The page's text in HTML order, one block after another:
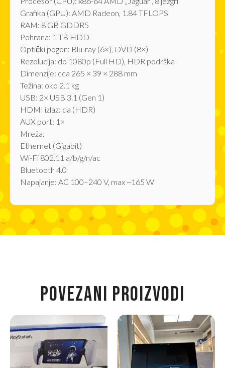
Grafika (GPU): AMD Radeon, 1.84 TFLOPS
RAM: 8 GB GDDR5
Pohrana: 1 TB HDD
Optički pogon: Blu-ray (6×), DVD (8×)
Rezolucija: do 1080p (Full HD), HDR podrška
Dimenzije: cca 265 × 39 × 288 mm
Težina: oko 2.1 kg
USB: 2× USB 3.1 (Gen 1)
HDMI izlaz: da (HDR)
AUX port: 1×
Mreža:
Ethernet (Gigabit)
Wi-Fi 802.11 a/b/g/n/ac
Bluetooth 4.0
Napajanje: AC 100–240 V, max ~165 W
POVEZANI PROIZVODI